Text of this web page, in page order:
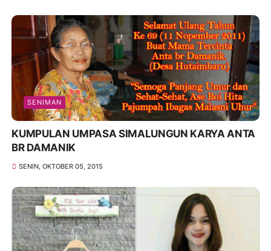
SENIMAN
KUMPULAN UMPASA SIMALUNGUN KARYA ANTA
BR DAMANIK
SENIN, OKTOBER 05, 2015